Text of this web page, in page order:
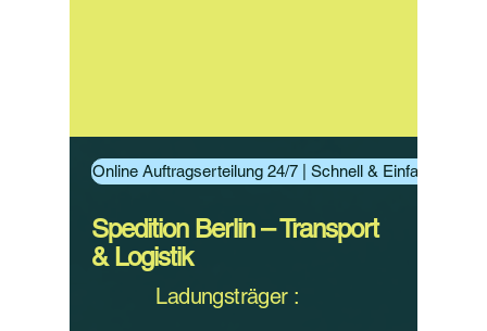
Online Auftragserteilung 24/7 | Schnell & Einfach
Spedition Berlin – Transport
& Logistik
Ladungsträger :